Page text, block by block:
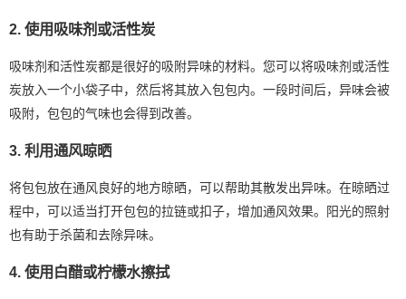
2. 使用吸味剂或活性炭
吸味剂和活性炭都是很好的吸附异味的材料。您可以将吸味剂或活性
炭放入一个小袋子中，然后将其放入包包内。一段时间后，异味会被
吸附，包包的气味也会得到改善。
3. 利用通风晾晒
将包包放在通风良好的地方晾晒，可以帮助其散发出异味。在晾晒过
程中，可以适当打开包包的拉链或扣子，增加通风效果。阳光的照射
也有助于杀菌和去除异味。
4. 使用白醋或柠檬水擦拭